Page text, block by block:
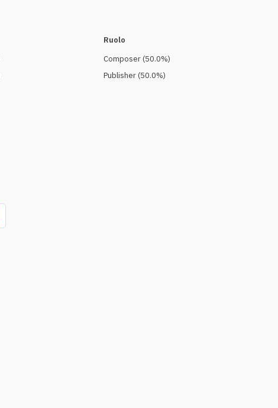
Ruolo
Composer(50.0%)
Publisher(50.0%)